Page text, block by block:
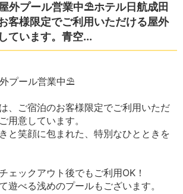
外プール営業中⛱ホテル日航成田
客様限定でご利用いただける屋外
ています。青空...
プール営業中⛱
、ご宿泊のお客様限定でご利用いただ
用意しています。
と笑顔に包まれた、特別なひとときを
ェックアウト後でもご利用OK！
遊べる浅めのプールもございます。